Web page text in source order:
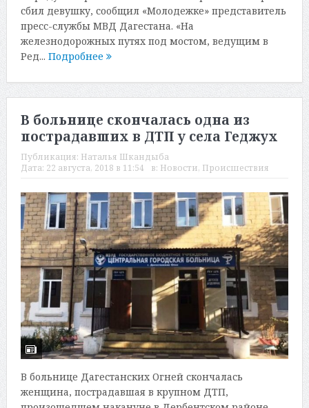
сбил девушку, сообщил «Молодежке» представитель
пресс-службы МВД Дагестана. «На
железнодорожных путях под мостом, ведущим в
Ред... Подробнее
В больнице скончалась одна из
пострадавших в ДТП у села Геджух
Публикация: Наталья Шкандыба
Дата: 22 августа, 2018 в 11:54 в: Новости, Происшествия
В больнице Дагестанских Огней скончалась
женщина, пострадавшая в крупном ДТП,